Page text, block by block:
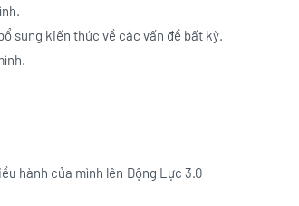
sung kiến thức về các vấn đề bất kỳ.
hành của mình lên Động Lực 3.0